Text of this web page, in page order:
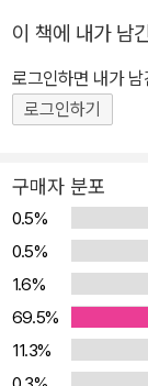
이 책에 내가 남
로그인하면 내가
로그인하기
구매자 분포
0.5%
0.5%
1.6%
69.5%
11.3%